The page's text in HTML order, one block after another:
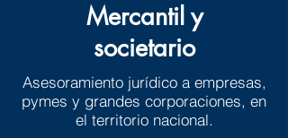
Mercantil y
societario
Asesoramiento jurídico a empresas,
pymes y grandes corporaciones, en
el territorio nacional.